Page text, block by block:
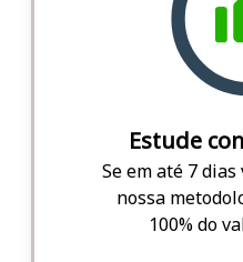
Estude
Se em até 7
nossa
100% do